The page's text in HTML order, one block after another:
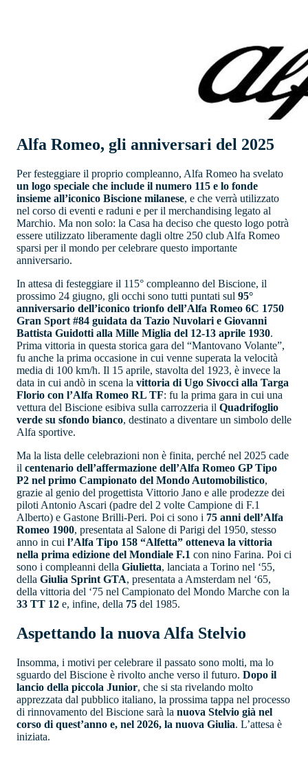
Alfa Romeo, gli anniversari del 2025
Per festeggiare il proprio compleanno, Alfa Romeo ha svelato
un logo speciale che include il numero 115 e lo fonde
insieme all’iconico Biscione milanese, e che verrà utilizzato
nel corso di eventi e raduni e per il merchandising legato al
Marchio. Ma non solo: la Casa ha deciso che questo logo potrà
essere utilizzato liberamente dagli oltre 250 club Alfa Romeo
sparsi per il mondo per celebrare questo importante
anniversario.
In attesa di festeggiare il 115° compleanno del Biscione, il
prossimo 24 giugno, gli occhi sono tutti puntati sul 95°
anniversario dell’iconico trionfo dell’Alfa Romeo 6C 1750
Gran Sport #84 guidata da Tazio Nuvolari e Giovanni
Battista Guidotti alla Mille Miglia del 12-13 aprile 1930.
Prima vittoria in questa storica gara del “Mantovano Volante”,
fu anche la prima occasione in cui venne superata la velocità
media di 100 km/h. Il 15 aprile, stavolta del 1923, è invece la
data in cui andò in scena la vittoria di Ugo Sivocci alla Targa
Florio con l’Alfa Romeo RL TF: fu la prima gara in cui una
vettura del Biscione esibiva sulla carrozzeria il Quadrifoglio
verde su sfondo bianco, destinato a diventare un simbolo delle
Alfa sportive.
Ma la lista delle celebrazioni non è finita, perché nel 2025 cade
il centenario dell’affermazione dell’Alfa Romeo GP Tipo
P2 nel primo Campionato del Mondo Automobilistico,
grazie al genio del progettista Vittorio Jano e alle prodezze dei
piloti Antonio Ascari (padre del 2 volte Campione di F.1
Alberto) e Gastone Brilli-Peri. Poi ci sono i 75 anni dell’Alfa
Romeo 1900, presentata al Salone di Parigi del 1950, stesso
anno in cui l’Alfa Tipo 158 “Alfetta” otteneva la vittoria
nella prima edizione del Mondiale F.1 con nino Farina. Poi ci
sono i compleanni della Giulietta, lanciata a Torino nel ‘55,
della Giulia Sprint GTA, presentata a Amsterdam nel ‘65,
della vittoria del ‘75 nel Campionato del Mondo Marche con la
33 TT 12 e, infine, della 75 del 1985.
Aspettando la nuova Alfa Stelvio
Insomma, i motivi per celebrare il passato sono molti, ma lo
sguardo del Biscione è rivolto anche verso il futuro. Dopo il
lancio della piccola Junior, che si sta rivelando molto
apprezzata dal pubblico italiano, la prossima tappa nel processo
di rinnovamento del Biscione sarà la nuova Stelvio già nel
corso di quest’anno e, nel 2026, la nuova Giulia. L’attesa è
iniziata.